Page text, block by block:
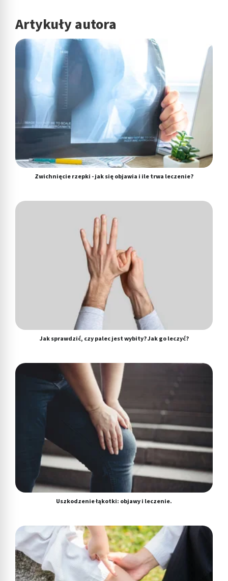
Artykuły autora
Zwichnięcie rzepki - jak się objawia i ile trwa leczenie?
Jak sprawdzić, czy palec jest wybity? Jak go leczyć?
Uszkodzenie łąkotki: objawy i leczenie.